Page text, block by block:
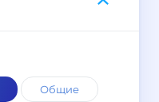
Общие